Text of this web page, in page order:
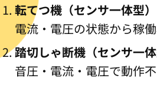
転てつ機（センサ一体型）
電流・電圧の状態から稼
踏切しゃ断機（センサ一
音圧・電流・電圧で動作